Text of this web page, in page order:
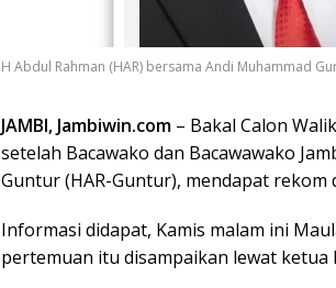
H Abdul Rahman (HAR) bersama Andi Muhammad
JAMBI, Jambiwin.com – Bakal Calon
setelah Bacawako dan Bacawawako
Guntur (HAR-Guntur), mendapat rekom
Informasi didapat, Kamis malam ini
pertemuan itu disampaikan lewat ketua